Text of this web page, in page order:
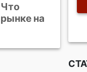
Что
на